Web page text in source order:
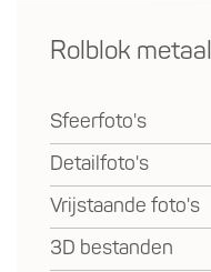
Rolblok metaal
Sfeerfoto's
Detailfoto's
Vrijstaande foto's
3D bestanden